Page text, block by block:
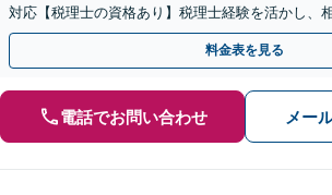
対応【税理士の資格あり】税理士経験を活かし、
続手続きもお任せください【初回相談無料】生前
料金表を見る
電話でお問い合わせ メー